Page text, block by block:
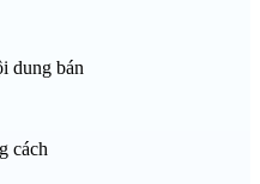
dung bán
cách